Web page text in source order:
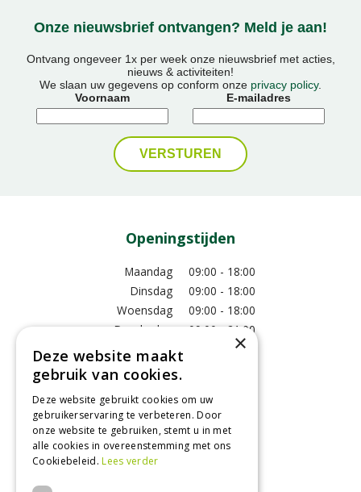
Onze nieuwsbrief ontvangen? Meld je aan!
Ontvang ongeveer 1x per week onze nieuwsbrief met acties,
nieuws & activiteiten!
We slaan uw gegevens op conform onze privacy policy.
Voornaam
E-mailadres
Openingstijden
Maandag
09:00 - 18:00
Dinsdag
09:00 - 18:00
Woensdag
09:00 - 18:00
Donderdag
09:00 - 21:00
Vrijdag
09:00 - 18:00
Zaterdag
Toon alle openingstijden
Contact
×
Deze website maakt
gebruik van cookies.
Deze website gebruikt cookies om uw
gebruikerservaring te verbeteren. Door
onze website te gebruiken, stemt u in met
alle cookies in overeenstemming met ons
Cookiebeleid.Lees verder